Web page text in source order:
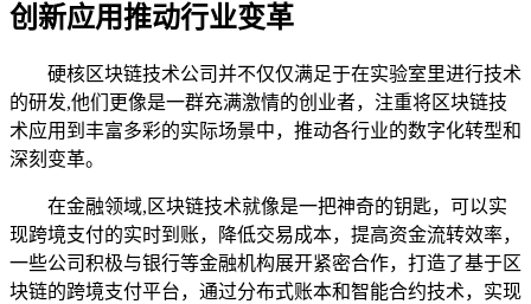
创新应用推动行业变革
硬核区块链技术公司并不仅仅满足于在实验室里进行技术
的研发,他们更像是一群充满激情的创业者，注重将区块链技
术应用到丰富多彩的实际场景中，推动各行业的数字化转型和
深刻变革。
在金融领域,区块链技术就像是一把神奇的钥匙，可以实
现跨境支付的实时到账，降低交易成本，提高资金流转效率，
一些公司积极与银行等金融机构展开紧密合作，打造了基于区
块链的跨境支付平台，通过分布式账本和智能合约技术，实现